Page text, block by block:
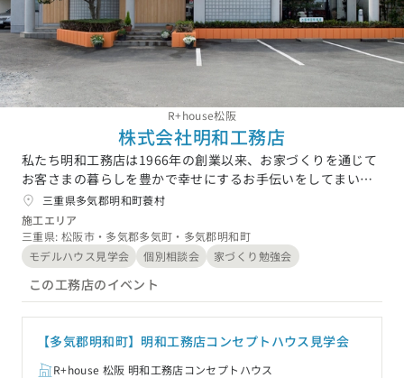
関西エリア
大阪府兵庫県京都府滋賀県奈良県和歌山県
岡山県鳥取県島根県山口県
四国エリア
香川県
福岡県佐賀県長崎県熊本県大分県宮崎県鹿児島県
オーナー様の声 (評価・口コミ)
設計した建築家の想い
R+houseの間取り
お金と住まい
周辺環境
間取りのヒント
施工事例
スタイルのヒント
デザインのヒント
ニュースレター
デザインコンテスト
関東エリア
東京都神奈川県埼玉県千葉県茨城県栃木県群馬県
甲信越・北陸エリア
富山県石川県福井県山梨県長野県
東海エリア
愛知県岐阜県静岡県
関西エリア
大阪府兵庫県京都府
中国エリア
広島県岡山県鳥取県島根県山口県
家づくり３つのお役立ちツール
R+house松阪
株式会社明和工務店
私たち明和工務店は1966年の創業以来、お家づくりを通じて
お客さまの暮らしを豊かで幸せにするお手伝いをしてまいり
ました。これまでに培ってきた高い技術力とアトリエ建築家
によるデザイン力を合わせて、あなただけのオンリーワンか
つ高性能なお家を提供することをお約束いたします。
三重県多気郡明和町蓑村
施工エリア
三重県: 松阪市・多気郡多気町・多気郡明和町
モデルハウス見学会
個別相談会 家づくり勉強会
この工務店のイベント
【多気郡明和町】明和工務店コンセプトハウス見学会
R+house 松阪 明和工務店コンセプトハウス